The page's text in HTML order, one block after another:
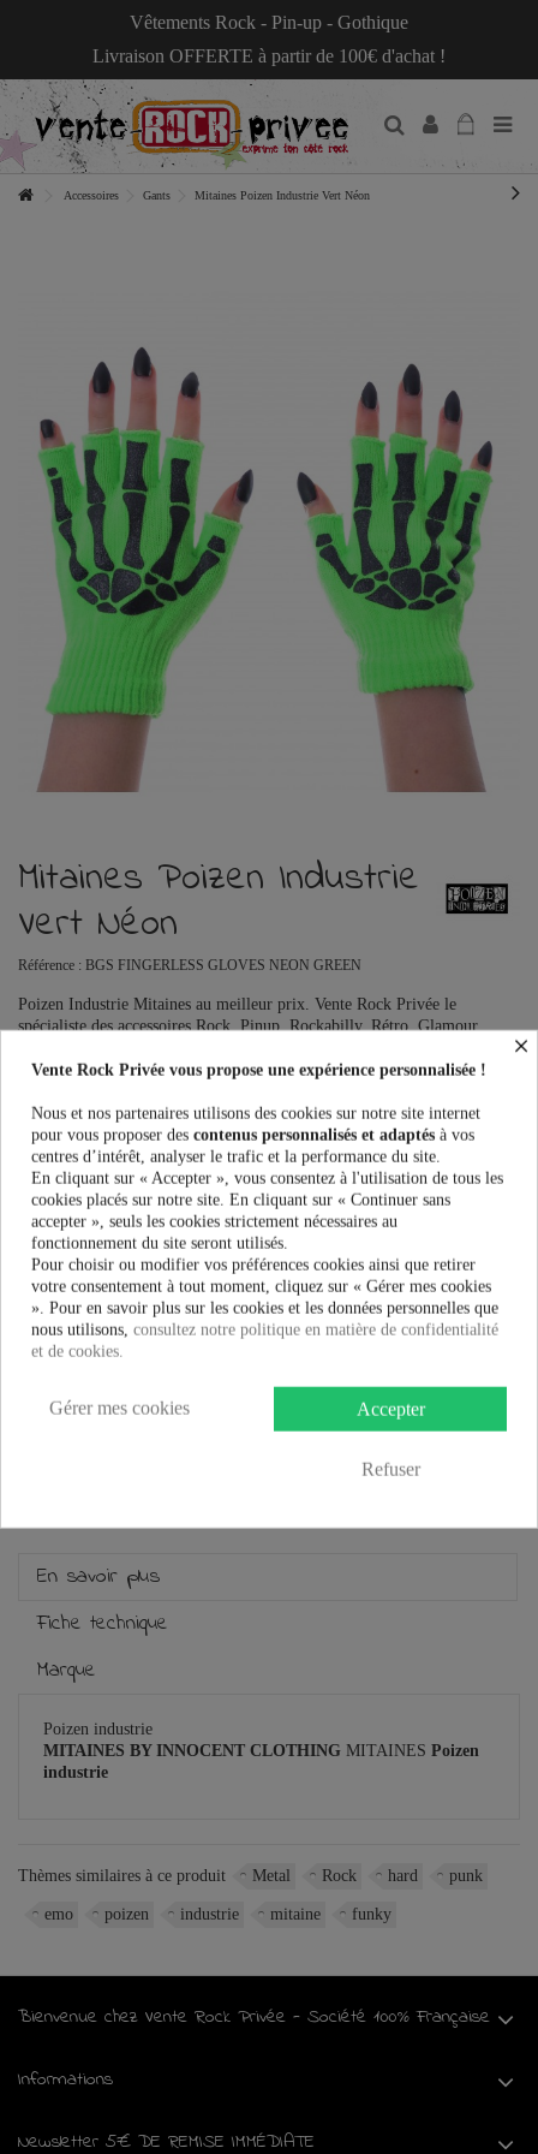
Vêtements Rock - Pin-up - Gothique
Livraison OFFERTE à partir de 100€ d'achat !
Accessoires Gants Mitaines Poizen Industrie Vert Néon
Mitaines Poizen Industrie
Vert Néon
Référence : BGS FINGERLESS GLOVES NEON GREEN
Poizen Industrie Mitaines au meilleur prix. Vente Rock Privée le
spécialiste des accessoires Rock, Pinup, Rockabilly, Rétro, Glamour,
PRÉVENEZ-MOI LORSQUE LE PRODUIT EST DISPONIBLE
3,30 €
et la livraison est offerte !
Guide des tailles
En savoir plus
Fiche technique
Marque
Poizen industrie
MITAINES BY INNOCENT CLOTHING MITAINES Poizen
industrie
Thèmes similaires à ce produit Metal Rock hard punk
emo poizen industrie mitaine funky
Bienvenue chez Vente Rock Privée - Société 100% Française
Informations
Newsletter 5€ DE REMISE IMMÉDIATE
×
Vente Rock Privée vous propose une expérience personnalisée !
Nous et nos partenaires utilisons des cookies sur notre site internet
pour vous proposer des contenus personnalisés et adaptés à vos
centres d’intérêt, analyser le trafic et la performance du site.
En cliquant sur « Accepter », vous consentez à l'utilisation de tous les
cookies placés sur notre site. En cliquant sur « Continuer sans
accepter », seuls les cookies strictement nécessaires au
fonctionnement du site seront utilisés.
Pour choisir ou modifier vos préférences cookies ainsi que retirer
votre consentement à tout moment, cliquez sur « Gérer mes cookies
». Pour en savoir plus sur les cookies et les données personnelles que
nous utilisons, consultez notre politique en matière de confidentialité
et de cookies.
Accepter
Refuser
Gérer mes cookies